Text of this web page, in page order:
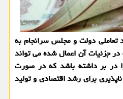
1400 با رویکرد تعاملی دولت و مجلس سرانجام به
جزئیات آن اعمال شده می تواند
در بر داشته باشد که در صورت
برای رشد اقتصادی و تولید